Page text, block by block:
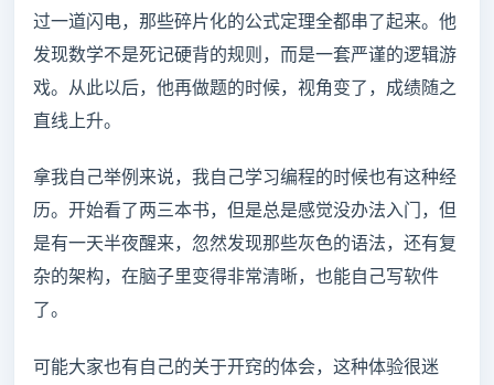
过一道闪电，那些碎片化的公式定理全都串了起来。他
发现数学不是死记硬背的规则，而是一套严谨的逻辑游
戏。从此以后，他再做题的时候，视角变了，成绩随之
直线上升。
拿我自己举例来说，我自己学习编程的时候也有这种经
历。开始看了两三本书，但是总是感觉没办法入门，但
是有一天半夜醒来，忽然发现那些灰色的语法，还有复
杂的架构，在脑子里变得非常清晰，也能自己写软件
了。
可能大家也有自己的关于开窍的体会，这种体验很迷